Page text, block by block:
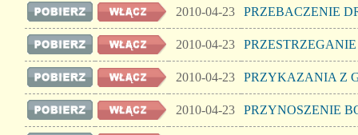
2010-04-23 PRZEBACZENIE
2010-04-23
2010-04-23 PRZYKAZANIA Z
2010-04-23 PRZYNOSZENIE